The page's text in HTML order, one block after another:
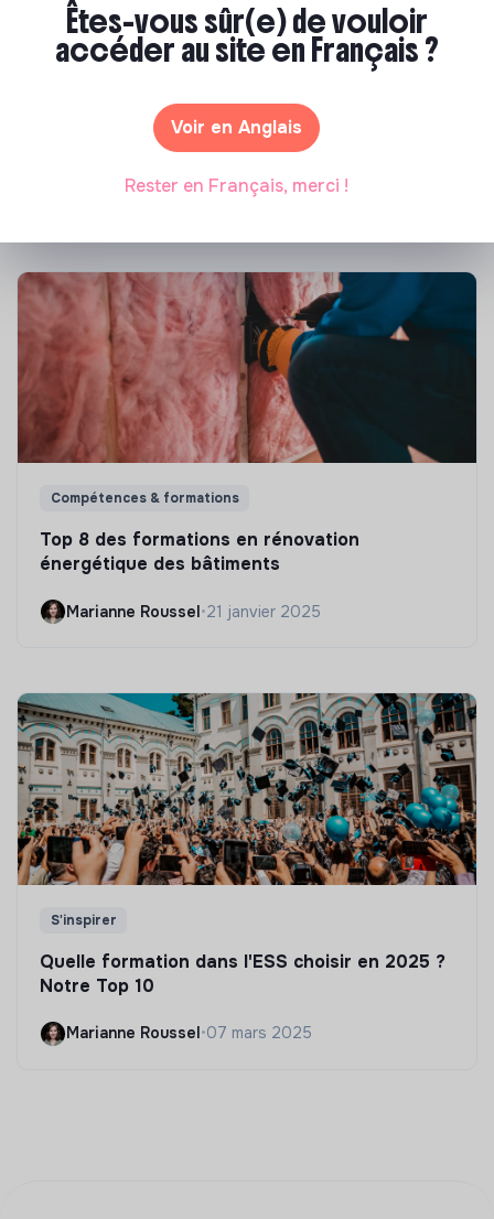
Comment se former à la transition écologique
Marianne Roussel• 09 janvier 2024
Compétences & formations
Top 8 des formations en rénovation
énergétique des bâtiments
Marianne Roussel•21 janvier 2025
S'inspirer
Quelle formation dans l'ESS choisir en 2025 ?
Notre Top 10
Marianne Roussel •07 mars 2025
Êtes-vous sûr(e) de vouloir
accéder au site en Français ?
Voir en Anglais
Rester en Français, merci !